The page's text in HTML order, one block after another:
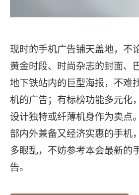
现时的手机广告铺天盖地，不
黄金时段、时尚杂志的封面、
地下铁站内的巨型海报，不难
机的广告；有标榜功能多元化
设计独特或纤薄机身作为卖点
部内外兼备又经济实惠的手机
多眼乱，不妨参考本会最新的
告。